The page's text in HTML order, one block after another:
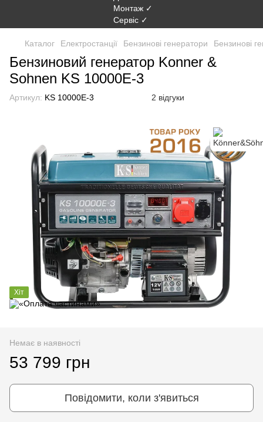
Каталог Електростанції Бензинові генератори Бензинові
Бензиновий генератор Konner &
Sohnen KS 10000E-3
Артикул: KS 10000E-3 2 відгуки
Хіт
Немає в наявності
53 799 грн
Повідомити, коли з'явиться